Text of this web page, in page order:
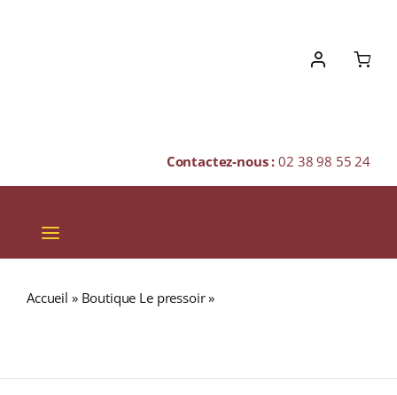
Contactez-nous :02 38 98 55 24
Toggle
Navigation
Accueil » Boutique Le pressoir»